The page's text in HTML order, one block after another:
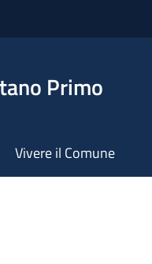
Primo
Vivere il Comune